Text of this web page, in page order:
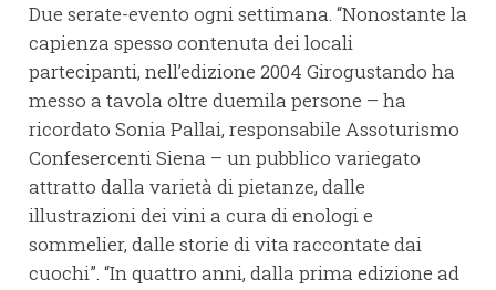
Due serate-evento ogni settimana. “Nonostante la
capienza spesso contenuta dei locali
partecipanti, nell’edizione 2004 Girogustando ha
messo a tavola oltre duemila persone – ha
ricordato Sonia Pallai, responsabile Assoturismo
Confesercenti Siena – un pubblico variegato
attratto dalla varietà di pietanze, dalle
illustrazioni dei vini a cura di enologi e
sommelier, dalle storie di vita raccontate dai
cuochi”. “In quattro anni, dalla prima edizione ad